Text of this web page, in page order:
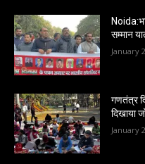
सम्मान
January
गणतंत्र
दिखाया
January